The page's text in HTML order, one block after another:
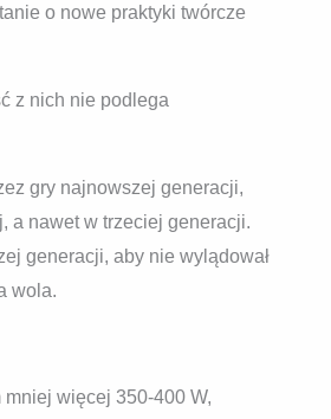
o nowe praktyki twórcze
z nich nie podlega
gry najnowszej generacji,
a nawet w trzeciej generacji.
generacji, aby nie wylądował
wola.
więcej 350-400 W,